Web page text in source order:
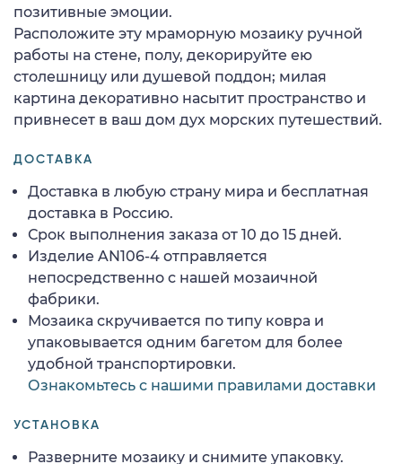
позитивные эмоции.
Расположите эту мраморную мозаику ручной
работы на стене, полу, декорируйте ею
столешницу или душевой поддон; милая
картина декоративно насытит пространство и
привнесет в ваш дом дух морских путешествий.
ДОСТАВКА
Доставка в любую страну мира и бесплатная
доставка в Россию.
Срок выполнения заказа от 10 до 15 дней.
Изделие AN106-4 отправляется
непосредственно с нашей мозаичной
фабрики.
Мозаика скручивается по типу ковра и
упаковывается одним багетом для более
удобной транспортировки.
Ознакомьтесь с нашими правилами доставки
УСТАНОВКА
Разверните мозаику и снимите упаковку.